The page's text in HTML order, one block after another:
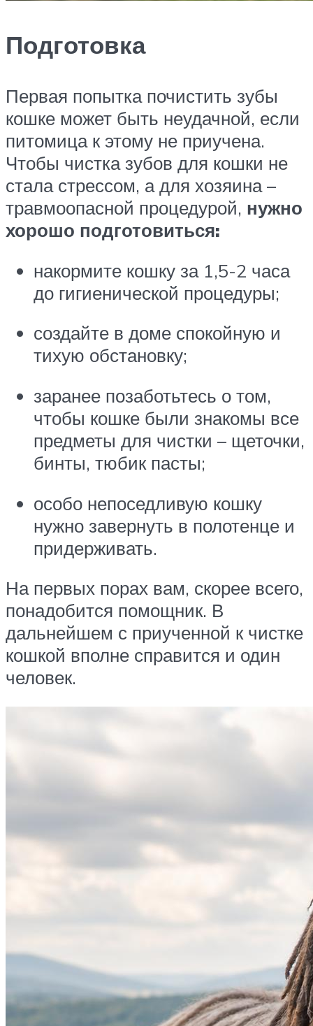
Подготовка
Первая попытка почистить зубы
кошке может быть неудачной, если
питомица к этому не приучена.
Чтобы чистка зубов для кошки не
стала стрессом, а для хозяина –
травмоопасной процедурой, нужно
хорошо подготовиться:
накормите кошку за 1,5-2 часа
до гигиенической процедуры;
создайте в доме спокойную и
тихую обстановку;
заранее позаботьтесь о том,
чтобы кошке были знакомы все
предметы для чистки – щеточки,
бинты, тюбик пасты;
особо непоседливую кошку
нужно завернуть в полотенце и
придерживать.
На первых порах вам, скорее всего,
понадобится помощник. В
дальнейшем с приученной к чистке
кошкой вполне справится и один
человек.